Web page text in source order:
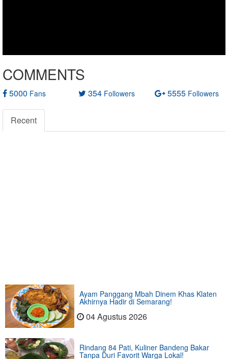
COMMENTS
5000 Fans 354 Followers 5555 Followers
Recent
Ayam Panggang Mbah Dinem Khas Klaten
Akhirnya Hadir di Semarang!
04 Agustus 2026
Rindang 84 Pati, Kuliner Bandeng Bakar
Tanpa Duri Favorit Warga Lokal!